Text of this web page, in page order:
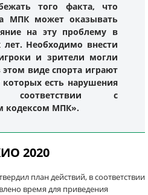
того факта, что
МПК может оказывать
на эту проблему в
лет. Необходимо внести
и зрители могли
виде спорта играют
есть нарушения
с
кодексом МПК».
2020
план действий, в соответствии
время для приведения